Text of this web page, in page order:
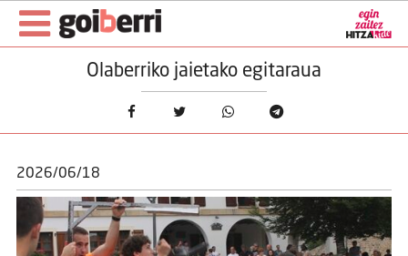
Olaberriko jaietako egitaraua
2026/06/18